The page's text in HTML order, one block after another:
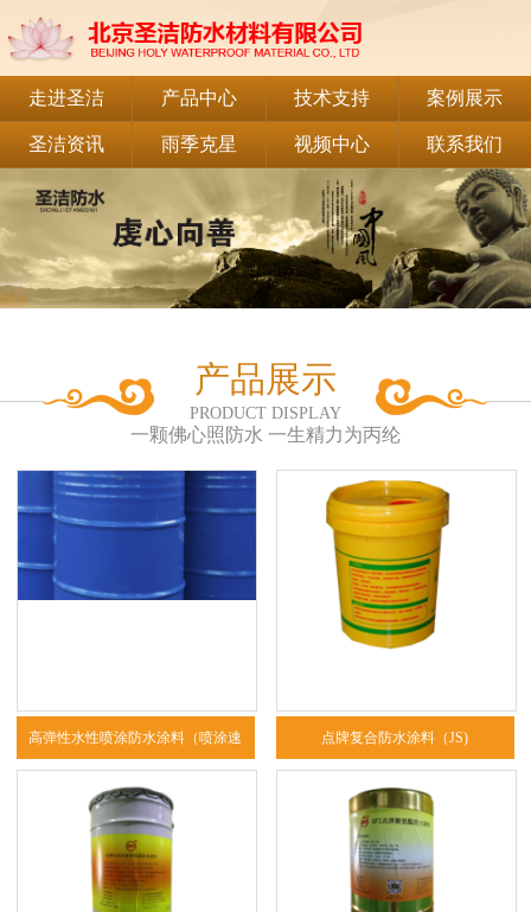
走进圣洁 产品中心 技术支持 案例展示
圣洁资讯 雨季克星 视频中心 联系我们
产品展示
PRODUCT DISPLAY
一颗佛心照防水 一生精力为丙纶
高弹性水性喷涂防水涂料（喷涂速 点牌复合防水涂料（JS)